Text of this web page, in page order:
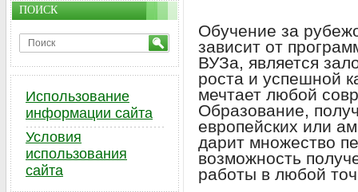
Обучение за
зависит от
ВУЗа, является
роста и успешной
мечтает любой
Образование,
европейских или
дарит множество
возможность
работы в любой
ПОИСК
Использование
информации сайта
Условия
использования
сайта